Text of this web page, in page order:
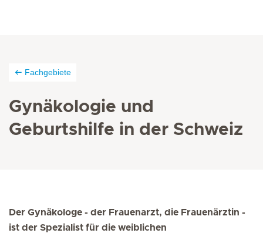
Fachgebiete
Gynäkologie und
Geburtshilfe in der Schweiz
Der Gynäkologe - der Frauenarzt, die Frauenärztin -
ist der Spezialist für die weiblichen